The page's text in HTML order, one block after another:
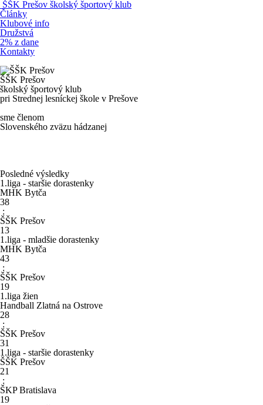
ŠŠK Prešov školský športový klub
Články
Klubové info
Družstvá
2% z dane
Kontakty
ŠŠK Prešov
školský športový klub
pri Strednej lesníckej škole v Prešove
sme členom
Slovenského zväzu hádzanej
Posledné výsledky
1.liga - staršie dorastenky
MHK Bytča
38
:
ŠŠK Prešov
13
1.liga - mladšie dorastenky
MHK Bytča
43
:
ŠŠK Prešov
19
1.liga žien
Handball Zlatná na Ostrove
28
:
ŠŠK Prešov
31
1.liga - staršie dorastenky
ŠŠK Prešov
21
:
ŠKP Bratislava
19